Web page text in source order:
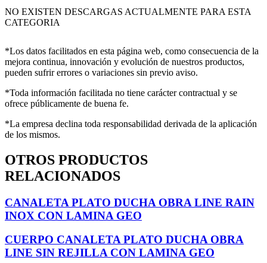
NO EXISTEN DESCARGAS ACTUALMENTE PARA ESTA
CATEGORIA
*Los datos facilitados en esta página web, como consecuencia de la
mejora continua, innovación y evolución de nuestros productos,
pueden sufrir errores o variaciones sin previo aviso.
*Toda información facilitada no tiene carácter contractual y se
ofrece públicamente de buena fe.
*La empresa declina toda responsabilidad derivada de la aplicación
de los mismos.
OTROS PRODUCTOS
RELACIONADOS
CANALETA PLATO DUCHA OBRA LINE RAIN
INOX CON LAMINA GEO
CUERPO CANALETA PLATO DUCHA OBRA
LINE SIN REJILLA CON LAMINA GEO